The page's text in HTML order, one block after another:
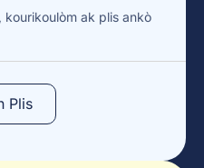
ak plis ankò
Plis